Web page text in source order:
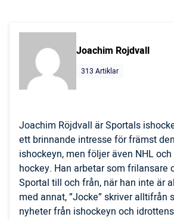
Joachim Rojdvall
313 Artiklar
Joachim Röjdvall är Sportals
ett brinnande intresse för främst
ishockeyn, men följer även NHL
hockey. Han arbetar som frilansare
Sportal till och från, när han inte är
med annat, ”Jocke” skriver alltifrån
nyheter från ishockeyn och